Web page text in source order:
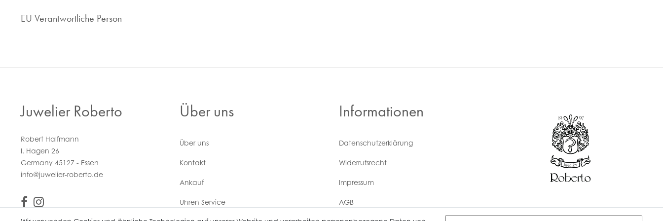
EU Verantwortliche Person
Juwelier Roberto
Robert Halfmann
I. Hagen 26
Germany 45127 - Essen
info@juwelier-roberto.de
Über uns
Über uns
Kontakt
Ankauf
Uhren Service
Informationen
Daten­schutz­erklärung
Widerrufs­recht
Impressum
AGB